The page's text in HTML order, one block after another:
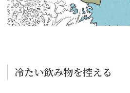
冷たい飲み物を控える